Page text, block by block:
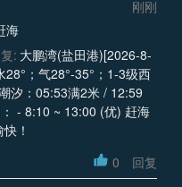
刚刚
海
: 大鹏湾(盐田港)[2026-8-
；气28°-35°；1-3级西
汐：05:53满2米 / 12:59
- 8:10 ~ 13:00 (优) 赶海
！
0 回复